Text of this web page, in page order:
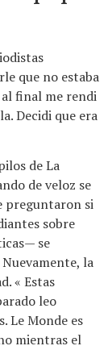
que no estaba
final me rendi
Decidi que era
de La
de veloz se
preguntaron si
sobre
se
la
« Estas
leo
Le Monde es
mientras el